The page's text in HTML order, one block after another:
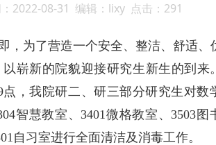
2022-08-31 编辑：lixy 点击： 291
，为了营造一个安全、整洁、舒适、
崭新的院貌迎接研究生新生的到来
点，我院研二、研三部分研究生对数
智慧教室、3401微格教室、3503图
自习室进行全面清洁及消毒工作。